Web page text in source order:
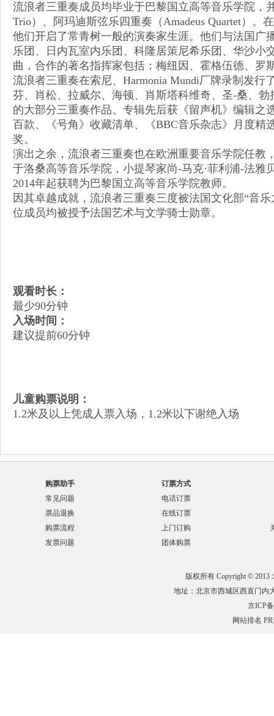
流浪者三重奏成员均毕业于巴黎国立高等音乐学院，
Trio）、阿玛迪斯弦乐四重奏（Amadeus Quartet）。
他们开启了常青树一般的演奏家生涯。他们与法国广
乐团、日内瓦室内乐团、科隆居策尼希乐团、华沙小
曲，合作的著名指挥家包括：梅纽因、霍格伍德、罗
流浪者三重奏在索尼、Harmonia Mundi厂牌录制发行
芬、肖松、拉威尔、海顿、肖斯塔科维奇、圣-桑、
的大部分三重奏作品。专辑先后获《留声机》编辑之
百款、《号角》收藏清单、《BBC音乐杂志》月度精
奖。
演出之余，流浪者三重奏也在欧洲重要音乐学院任教
于洛桑高等音乐学院，小提琴家尚-马克·菲利浦-法雅
2014年起获聘为巴黎国立高等音乐学院教师。
因其卓越成就，流浪者三重奏三度被法国文化部“音
位成员均被授予法国艺术与文学骑士勋章。
观看时长：
最少90分钟
入场时间：
建议提前60分钟
儿童购票说明：
1.2米及以上凭成人票入场，1.2米以下谢绝入场
购票助手
常见问题
票品退换
购票流程
发票问题
订票方式
电话订票
在线订票
上门订购
团体购票
版权所有 Copyright © 2013
地址：北京市西城区西直门内
京ICP
网站排名